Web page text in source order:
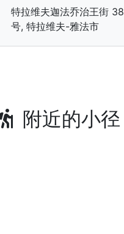
特拉维夫迦法乔治王街 38
号, 特拉维夫-雅法市
附近的小径